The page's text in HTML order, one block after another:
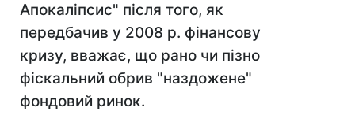
Апокаліпсис" після того, як
передбачив у 2008 р. фінансову
кризу, вважає, що рано чи пізно
фіскальний обрив "наздожене"
фондовий ринок.